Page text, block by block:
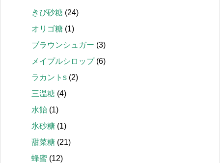
きび砂糖 (24)
オリゴ糖 (1)
ブラウンシュガー (3)
メイプルシロップ(6)
ラカントs (2)
三温糖 (4)
水飴 (1)
氷砂糖 (1)
甜菜糖 (21)
蜂蜜 (12)